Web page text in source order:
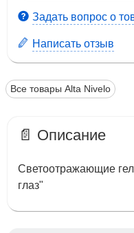
Задать вопрос о
Написать отзыв
Все товары Alta Nivelo
📄 Описание
Светоотражающие
глаз"